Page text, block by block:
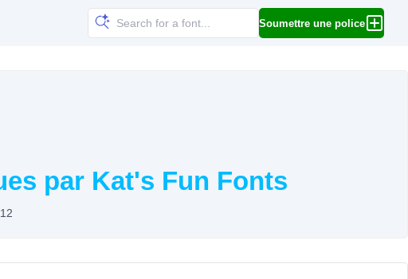
Soumettre une police
par Kat's Fun Fonts